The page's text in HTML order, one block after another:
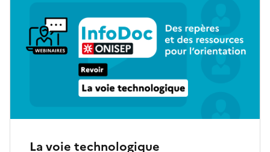
La voie technologique